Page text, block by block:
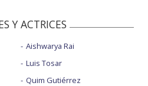
Y ACTRICES
Aishwarya Rai
Luis Tosar
Quim Gutiérrez